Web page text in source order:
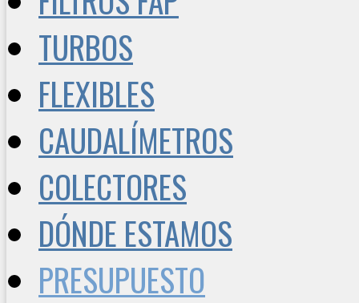
TURBOS
FLEXIBLES
CAUDALÍMETROS
COLECTORES
DÓNDE ESTAMOS
PRESUPUESTO